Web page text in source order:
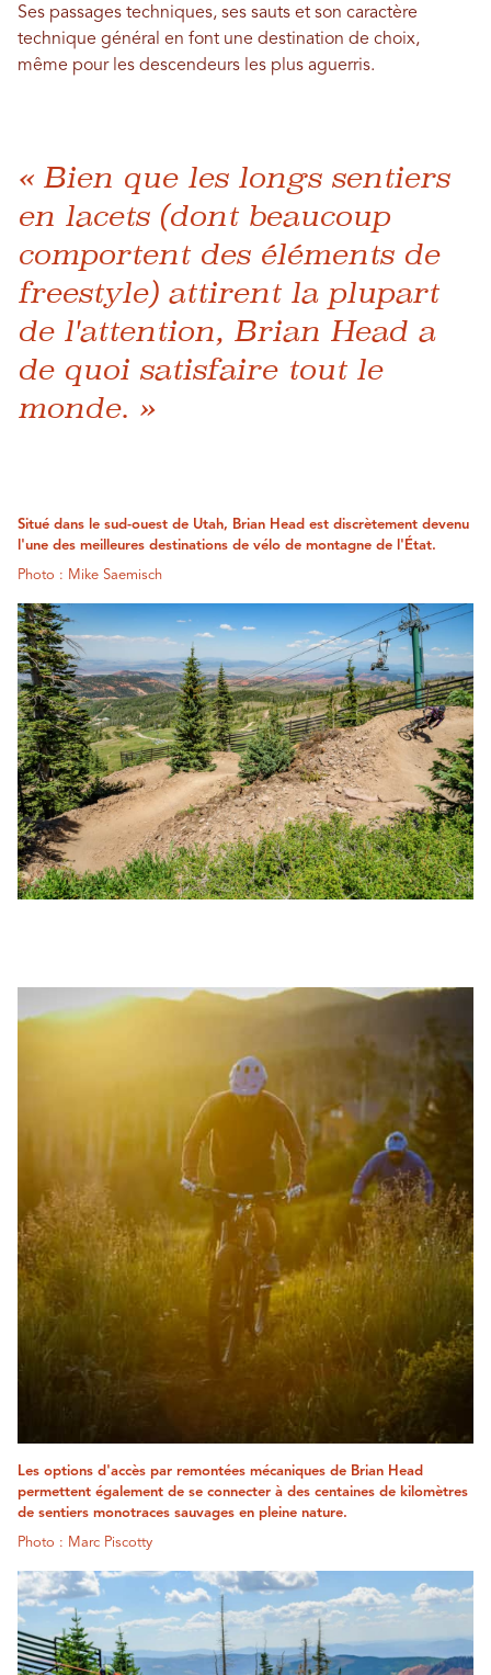
Ses passages techniques, ses sauts et son caractère
technique général en font une destination de choix,
même pour les descendeurs les plus aguerris.
« Bien que les longs sentiers
en lacets (dont beaucoup
comportent des éléments de
freestyle) attirent la plupart
de l'attention, Brian Head a
de quoi satisfaire tout le
monde. »
Situé dans le sud-ouest de Utah, Brian Head est discrètement devenu
l'une des meilleures destinations de vélo de montagne de l'État.
Photo : Mike Saemisch
Les options d'accès par remontées mécaniques de Brian Head
permettent également de se connecter à des centaines de kilomètres
de sentiers monotraces sauvages en pleine nature.
Photo : Marc Piscotty